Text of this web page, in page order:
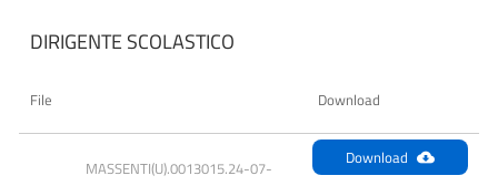
DIRIGENTE SCOLASTICO
File Download
MASSENTI(U).0013015.24-07-
Download